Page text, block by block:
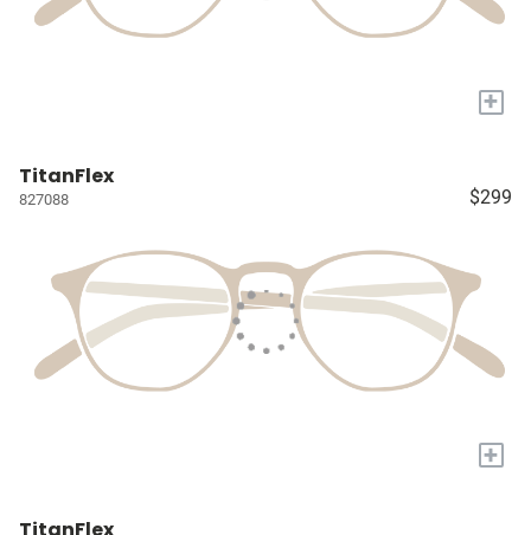
+
TitanFlex
827088 $299
+
TitanFlex